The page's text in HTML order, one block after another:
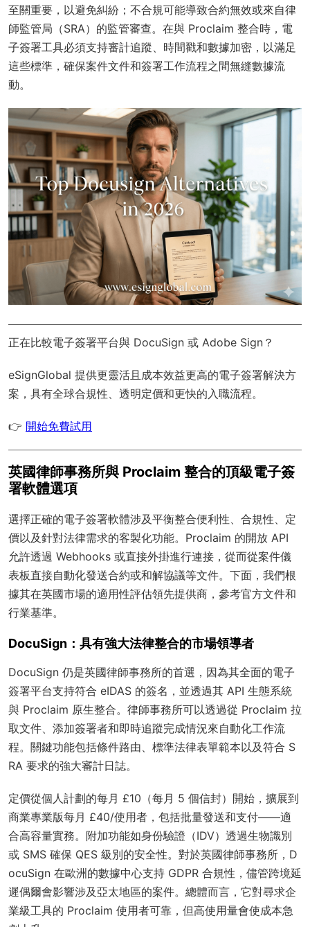
至關重要，以避免糾紛；不合規可能導致合約無效或來自律
師監管局（SRA）的監管審查。在與 Proclaim 整合時，電
子簽署工具必須支持審計追蹤、時間戳和數據加密，以滿足
這些標準，確保案件文件和簽署工作流程之間無縫數據流
動。
正在比較電子簽署平台與 DocuSign 或 Adobe Sign？
eSignGlobal 提供更靈活且成本效益更高的電子簽署解決方
案，具有全球合規性、透明定價和更快的入職流程。
👉 開始免費試用
英國律師事務所與 Proclaim 整合的頂級電子簽
署軟體選項
選擇正確的電子簽署軟體涉及平衡整合便利性、合規性、定
價以及針對法律需求的客製化功能。Proclaim 的開放 API
允許透過 Webhooks 或直接外掛進行連接，從而從案件儀
表板直接自動化發送合約或和解協議等文件。下面，我們根
據其在英國市場的適用性評估領先提供商，參考官方文件和
行業基準。
DocuSign：具有強大法律整合的市場領導者
DocuSign 仍是英國律師事務所的首選，因為其全面的電子
簽署平台支持符合 eIDAS 的簽名，並透過其 API 生態系統
與 Proclaim 原生整合。律師事務所可以透過從 Proclaim 拉
取文件、添加簽署者和即時追蹤完成情況來自動化工作流
程。關鍵功能包括條件路由、標準法律表單範本以及符合 S
RA 要求的強大審計日誌。
定價從個人計劃的每月 £10（每月 5 個信封）開始，擴展到
商業專業版每月 £40/使用者，包括批量發送和支付——適
合高容量實務。附加功能如身份驗證（IDV）透過生物識別
或 SMS 確保 QES 級別的安全性。對於英國律師事務所，D
ocuSign 在歐洲的數據中心支持 GDPR 合規性，儘管跨境延
遲偶爾會影響涉及亞太地區的案件。總體而言，它對尋求企
業級工具的 Proclaim 使用者可靠，但高使用量會使成本急